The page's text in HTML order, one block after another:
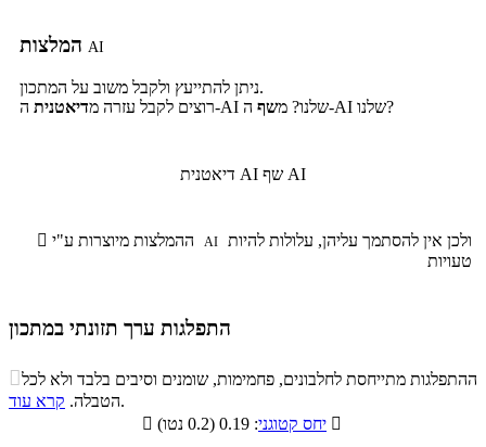
AI
ניתן להתייעץ ולקבל משוב על המתכון.
רוצים לקבל עזרה מדיאטנית ה-AI שלנו? משף ה-AI שלנו?
דיאטנית AI שף AI
 AI
טעויות
התפלגות ערך תזונתי במתכון
התפלגות ערך תזונתי במתכון
סיבים
תזונתיים
שומנים חלבונים
76.6%
ההתפלגות מתייחסת לחלבונים, פחמימות, שומנים וסיבים בלבד ולא לכל
הטבלה. קרא עוד
.

יחס קטוגני 